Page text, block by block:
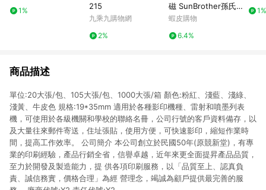
1%
215
九乘九購物網
2%
磁 SunBrother孫氏兄
弟 3M 反光貼紙 防水
貼
蝦皮購物
6.4%
1%
商品描述
單位:20大張/包、105大張/包、1000大張/箱 顏色:粉紅、淺藍、淺綠、
淺黃、牛皮色 規格:19*35mm 適用於各種影印機種、雷射和噴墨列表
機，可使用於各級機關和學校的聯絡名冊，公司行號的客戶資料備存，以
及大量往來郵件寄送，住址張貼，使用方便，可快速影印，縮短作業時
間，提高工作效率。 公司簡介 本公司創立於民國50年(原競新堂)，有專
業的印刷經驗，產品行銷全省，信譽卓越，近年來更全面提昇產品品質，
至力於開發及製造能力，提 供各項印刷服務，以「品質至上、認真負
責、誠信務實，價格合理」為經 營理念，竭誠為顧戶提供最完善的服